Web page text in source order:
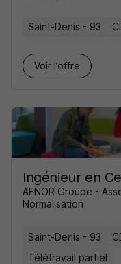
Saint-Denis - 93
Voir l’offre
Ingénieur en
AFNOR Groupe -
Normalisation
Saint-Denis - 93
Télétravail partiel